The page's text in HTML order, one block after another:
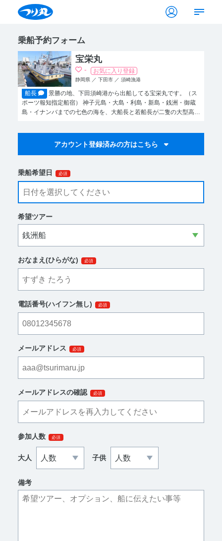
乗船予約フォーム
宝栄丸
- お気に入り登録
静岡県 ／ 下田市 ／ 須崎漁港
船長
ポーツ報知指定船宿） 神子元島・大島・利島・新島・銭洲・御蔵
島・イナンバまでの七色の海を、大船長と若船長が二隻の大型高速
乗船希望日 必須
希望ツアー
おなまえ(ひらがな) 必須
電話番号(ハイフン無し) 必須
メールアドレス 必須
メールアドレスの確認 必須
参加人数 必須
大人 子供
備考